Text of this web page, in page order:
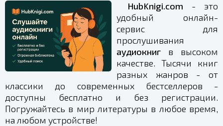
HubKnigi.com - это
удобный онлайн-
сервис для
прослушивания
аудиокниг в высоком
качестве. Тысячи книг
разных жанров - от
классики до современных бестселлеров -
доступны бесплатно и без регистрации.
Погружайтесь в мир литературы в любое время,
на любом устройстве!